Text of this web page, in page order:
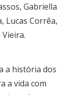
Gabriella
Lucas Corrêa,
a história dos
a vida com